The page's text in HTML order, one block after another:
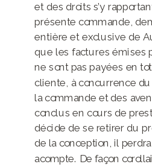
et des droits s’y
présente commande,
entière et exclusive de
que les factures émises
ne sont pas payées en
cliente, à concurrence
la commande et des
conclus en cours de
décide de se retirer du
de la conception, il
acompte. De façon